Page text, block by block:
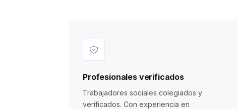
Profesionales verificados
Trabajadores sociales colegiados y
verificados. Con experiencia en